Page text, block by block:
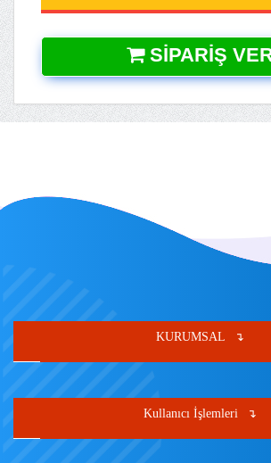
SIPARIŞ
KURUMSAL
Kullanıcı İşlemleri